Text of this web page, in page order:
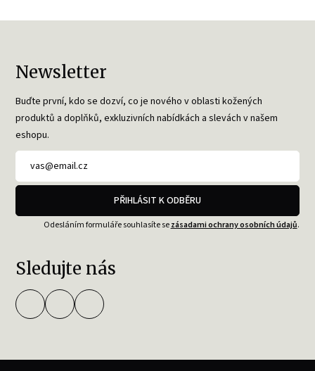
Newsletter
Buďte první, kdo se dozví, co je nového v oblasti kožených
produktů a doplňků, exkluzivních nabídkách a slevách v našem
eshopu.
PŘIHLÁSIT K ODBĚRU
Odesláním formuláře souhlasíte sezásadami ochrany osobních údajů.
Sledujte nás